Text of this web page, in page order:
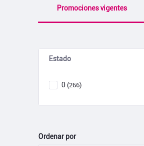
Promociones vigentes
Estado
0 (266)
Ordenar por